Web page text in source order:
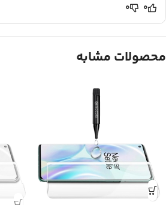
0
0
محصولات مشابه